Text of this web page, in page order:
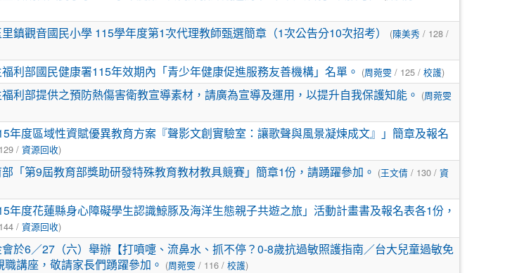
鎮觀音國民小學 115學年度第1次代理教師甄選簡章（1次公告分10次招考） (陳美秀/ 128 /
利部國民健康署115年效期內「青少年健康促進服務友善機構」名單。 (周菀雯 / 125 / 校護)
利部提供之預防熱傷害衛教宣導素材，請廣為宣導及運用，以提升自我保護知能。 (周菀雯
年度區域性資賦優異教育方案『聲影文創實驗室：讓歌聲與風景凝煉成文』」簡章及報名
/ 資源回收)
「第9屆教育部獎助研發特殊教育教材教具競賽」簡章1份，請踴躍參加。 (王文倩/ 130 / 資
年度花蓮縣身心障礙學生認識鯨豚及海洋生態親子共遊之旅」活動計畫書及報名表各1份，
/ 資源回收)
於6／27（六）舉辦【打噴嚏、流鼻水、抓不停？0-8歲抗過敏照護指南／台大兒童過敏免
講座，敬請家長們踴躍參加。 (周菀雯 / 116 / 校護)